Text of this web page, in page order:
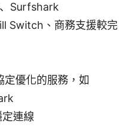
Surfshark
Switch、商務支援較完
優化的服務，如
連線